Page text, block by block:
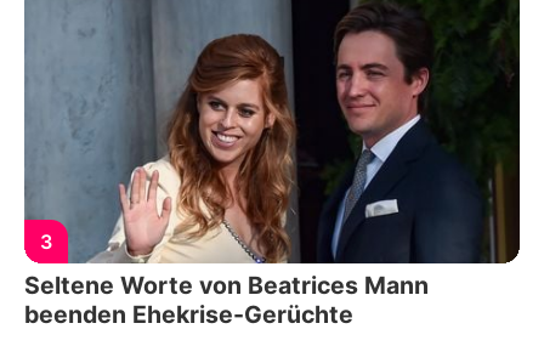
3
Seltene Worte von Beatrices Mann
beenden Ehekrise-Gerüchte